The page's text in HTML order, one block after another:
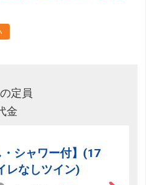
定員
金
シャワー付】(17
レなしツイン)